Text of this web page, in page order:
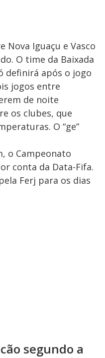
Nova Iguaçu e Vasco
O time da Baixada
definirá após o jogo
jogos entre
de noite
os clubes, que
O “ge”
o Campeonato
conta da Data-Fifa.
Ferj para os dias
segundo a